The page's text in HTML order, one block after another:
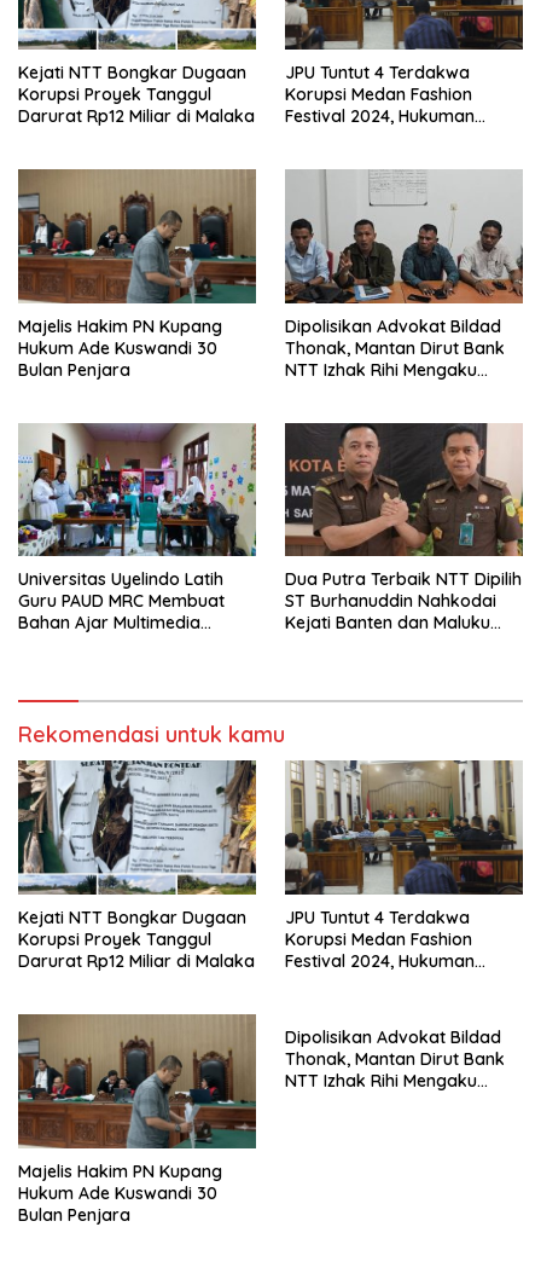
Kejati NTT Bongkar Dugaan
Korupsi Proyek Tanggul
Darurat Rp12 Miliar di Malaka
JPU Tuntut 4 Terdakwa
Korupsi Medan Fashion
Festival 2024, Hukuman
Majelis Hakim PN Kupang
Hukum Ade Kuswandi 30
Bulan Penjara
Dipolisikan Advokat Bildad
Thonak, Mantan Dirut Bank
NTT Izhak Rihi Mengaku
Universitas Uyelindo Latih
Guru PAUD MRC Membuat
Bahan Ajar Multimedia
Dua Putra Terbaik NTT Dipilih
ST Burhanuddin Nahkodai
Kejati Banten dan Maluku
Rekomendasi untuk kamu
Kejati NTT Bongkar Dugaan
Korupsi Proyek Tanggul
Darurat Rp12 Miliar di Malaka
JPU Tuntut 4 Terdakwa
Korupsi Medan Fashion
Festival 2024, Hukuman
Majelis Hakim PN Kupang
Hukum Ade Kuswandi 30
Bulan Penjara
Dipolisikan Advokat Bildad
Thonak, Mantan Dirut Bank
NTT Izhak Rihi Mengaku